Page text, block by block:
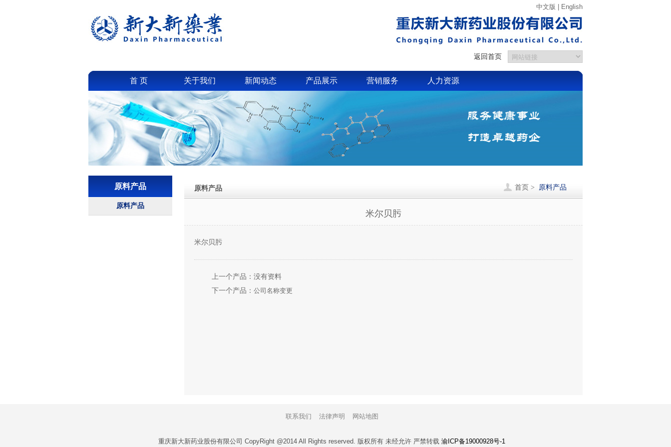
中文版 English
返回首页
首 页 关于我们 新闻动态 产品展示 营销服务 人力资源
原料产品
原料产品
原料产品 首页 > 原料产品
米尔贝肟
米尔贝肟
上一个产品：没有资料
下一个产品： 公司名称变更
联系我们 法律声明 网站地图
重庆新大新药业股份有限公司 CopyRight @2014 All Rights reserved. 版权所有 未经允许 严禁转载 渝ICP备19000928号-1